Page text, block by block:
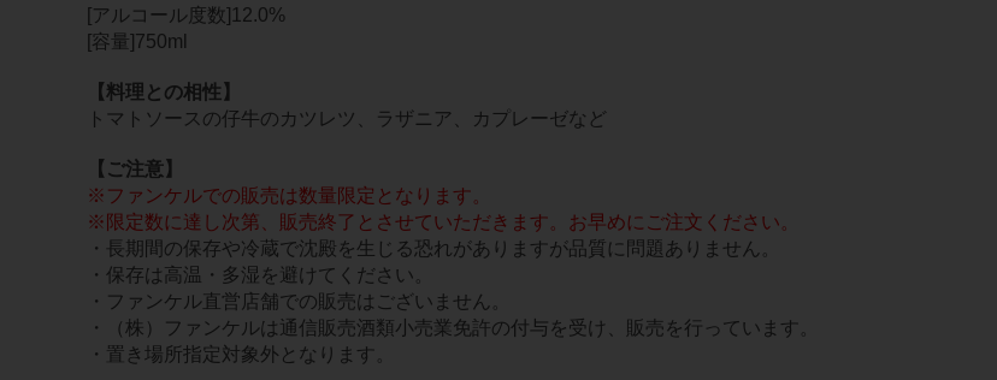
[アルコール度数]12.0%
[容量]750ml
【料理との相性】
トマトソースの仔牛のカツレツ、ラザニア、カプレーゼなど
【ご注意】
※ファンケルでの販売は数量限定となります。
※限定数に達し次第、販売終了とさせていただきます。お早めにご注文ください。
・長期間の保存や冷蔵で沈殿を生じる恐れがありますが品質に問題ありません。
・保存は高温・多湿を避けてください。
・ファンケル直営店舗での販売はございません。
・（株）ファンケルは通信販売酒類小売業免許の付与を受け、販売を行っています。
・置き場所指定対象外となります。